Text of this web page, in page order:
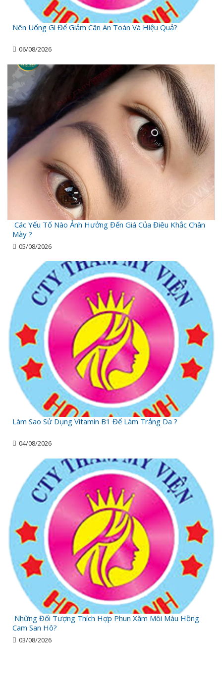
Nên Uống Gì Để Giảm Cân An Toàn Và Hiệu Quả?
06/08/2026
Các Yếu Tố Nào Ảnh Hưởng Đến Giá Của Điêu Khắc Chân
Mày ?
05/08/2026
Làm Sao Sử Dụng Vitamin B1 Để Làm Trắng Da ?
04/08/2026
Những Đối Tượng Thích Hợp Phun Xăm Môi Màu Hồng
Cam San Hô?
03/08/2026